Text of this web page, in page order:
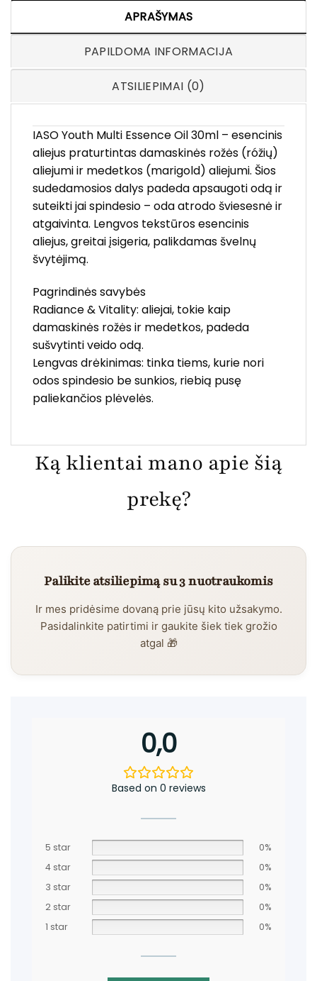
APRAŠYMAS
PAPILDOMA INFORMACIJA
ATSILIEPIMAI (0)
IASO Youth Multi Essence Oil 30ml – esencinis
aliejus praturtintas damaskinės rožės (róžių)
aliejumi ir medetkos (marigold) aliejumi. Šios
sudedamosios dalys padeda apsaugoti odą ir
suteikti jai spindesio – oda atrodo šviesesnė ir
atgaivinta. Lengvos tekstūros esencinis
aliejus, greitai įsigeria, palikdamas švelnų
švytėjimą.
Pagrindinės savybės
Radiance & Vitality: aliejai, tokie kaip
damaskinės rožės ir medetkos, padeda
sušvytinti veido odą.
Lengvas drėkinimas: tinka tiems, kurie nori
odos spindesio be sunkios, riebią pusę
paliekančios plėvelės.
Ką klientai mano apie šią
prekę?
Palikite atsiliepimą su 3 nuotraukomis
Ir mes pridėsime dovaną prie jūsų kito užsakymo.
Pasidalinkite patirtimi ir gaukite šiek tiek grožio
atgal 🎁
0,0
Based on 0 reviews
5 star
0%
4 star
0%
3 star
0%
2 star
0%
1 star
0%